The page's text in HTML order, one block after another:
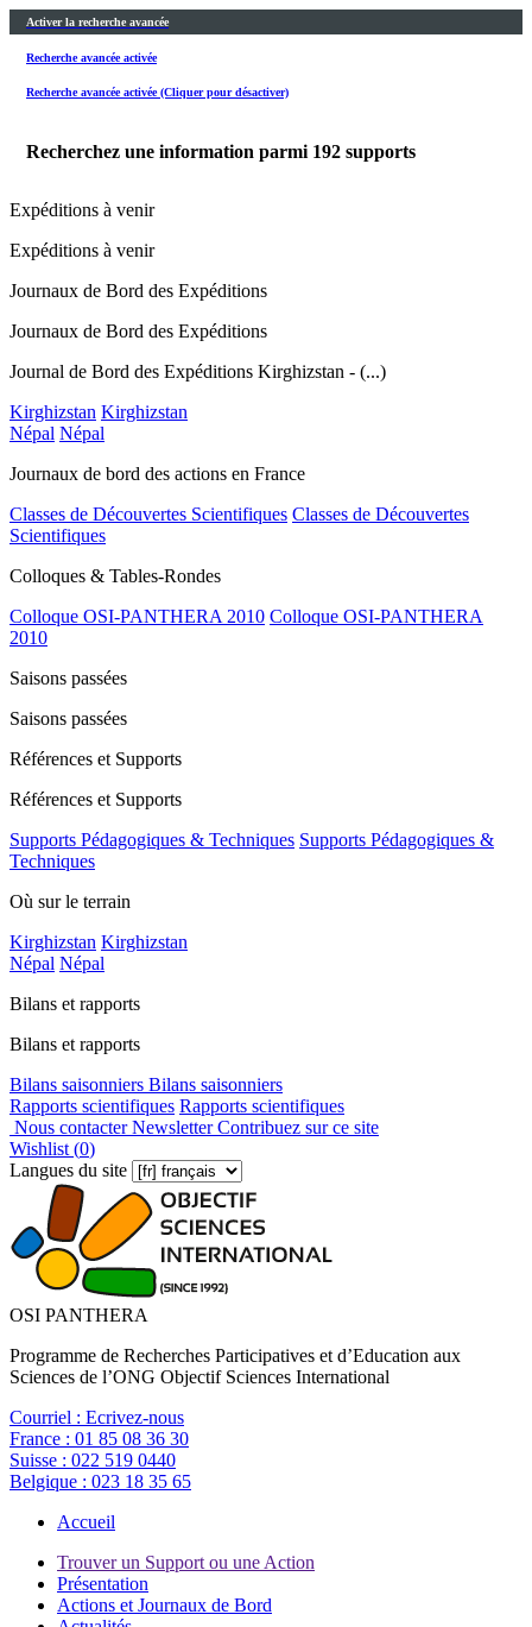
Activer la recherche avancée
Recherche avancée activée
Recherche avancée activée (Cliquer pour désactiver)
Recherchez une information parmi 192 supports
Expéditions à venir
Expéditions à venir
Journaux de Bord des Expéditions
Journaux de Bord des Expéditions
Journal de Bord des Expéditions Kirghizstan - (...)
Kirghizstan Kirghizstan
Népal Népal
Journaux de bord des actions en France
Classes de Découvertes Scientifiques Classes de Découvertes
Scientifiques
Colloques & Tables-Rondes
Colloque OSI-PANTHERA 2010 Colloque OSI-PANTHERA
2010
Saisons passées
Saisons passées
Références et Supports
Références et Supports
Supports Pédagogiques & Techniques Supports Pédagogiques &
Techniques
Où sur le terrain
Kirghizstan Kirghizstan
Népal Népal
Bilans et rapports
Bilans et rapports
Bilans saisonniers Bilans saisonniers
Rapports scientifiques Rapports scientifiques
Nous contacterNewsletterContribuez sur ce site
Wishlist (0)
Langues du site
OSI PANTHERA
Programme de Recherches Participatives et d’Education aux
Sciences de l’ONG Objectif Sciences International
Courriel : Ecrivez-nous
France : 01 85 08 36 30
Suisse : 022 519 0440
Belgique : 023 18 35 65
Accueil
Trouver un Support ou une Action
Présentation
Actions et Journaux de Bord